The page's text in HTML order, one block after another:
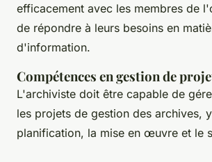
efficacement avec les membres de
de répondre à leurs besoins en
d'information.
Compétences en gestion de
L'archiviste doit être capable de
les projets de gestion des archives,
planification, la mise en œuvre et le